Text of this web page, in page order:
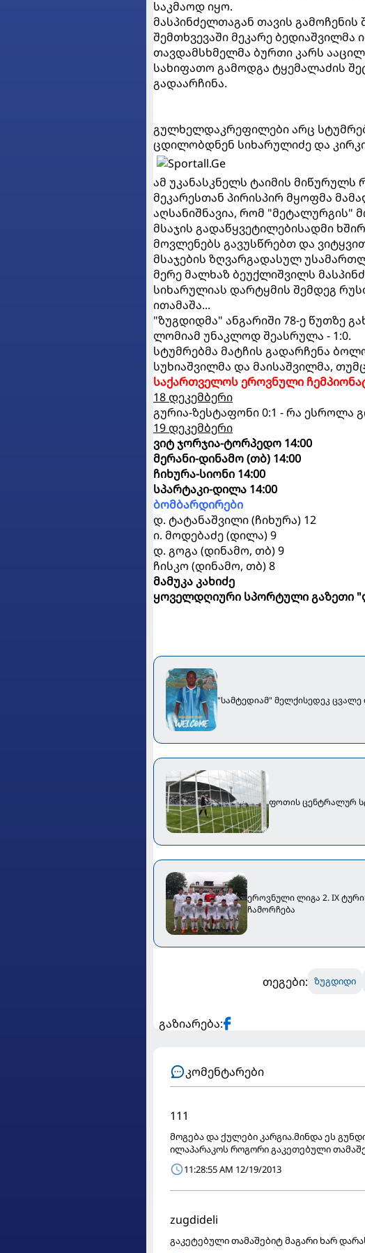
საკმაოდ იყო.
მასპინძელთაგან თავის
შემთხვევაში მეკარე
თავდამსხმელმა ბურთი კარს
სახიფათო გამოდგა ტყემალაძის
გადაარჩინა.
გულხელდაკრეფილები არც
ცდილობდნენ სიხარულიძე და
ამ უკანასკნელს ტაიმის
მეკარესთან პირისპირ მყოფმა
აღსანიშნავია, რომ "მეტალურგის"
მსაჯის გადაწყვეტილებისადმი
მოვლენებს გავუსწრებთ და
მსაჯების ზღვარგადასულ
მერე მალხაზ ბეუქლიშვილს
სიხარულიას დარტყმის შემდეგ
ითამაშა...
"ზუგდიდმა" ანგარიში 78-ე წუთზე
ლომიამ უნაკლოდ შეასრულა - 1:0.
სტუმრებმა მატჩის გადარჩენა
სუხიაშვილმა და მაისაშვილმა,
საქართველოს ეროვნული
18 დეკემბერი
გურია-ზესტაფონი 0:1 - რა ესროლა
19 დეკემბერი
ვიტ ჯორჯია-ტორპედო 14:00
მერანი-დინამო (თბ) 14:00
ჩიხურა-სიონი 14:00
სპარტაკი-დილა 14:00
ბომბარდირები
დ. ტატანაშვილი (ჩიხურა) 12
ი. მოდებაძე (დილა) 9
დ. გოგა (დინამო, თბ) 9
ჩისკო (დინამო, თბ) 8
მამუკა კახიძე
ყოველდღიური სპორტული გაზეთი
"სამტედიამ" მელქისედეკ ცვალე
ფოთის ცენტრალურ
ეროვნული ლიგა 2. IX
ჩამორჩება
თეგები: ზუგდიდი
გაზიარება:
კომენტარები
111
მოგება და ქულები კარგია.მინდა ეს
ილაპარაკოს როგორი გაკეთებული
11:28:55 AM 12/19/2013
zugdideli
გაკეტებული თამაშებიტ მაგარი ხარ